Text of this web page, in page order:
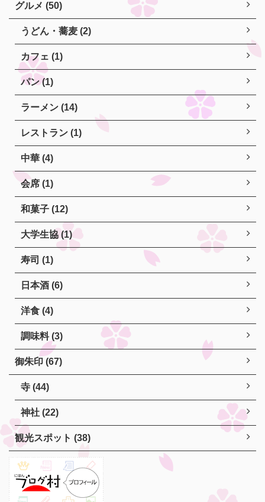
グルメ (50)
うどん・蕎麦 (2)
カフェ (1)
パン (1)
ラーメン (14)
レストラン (1)
中華 (4)
会席 (1)
和菓子 (12)
大学生協 (1)
寿司 (1)
日本酒 (6)
洋食 (4)
調味料 (3)
御朱印 (67)
寺 (44)
神社 (22)
観光スポット (38)